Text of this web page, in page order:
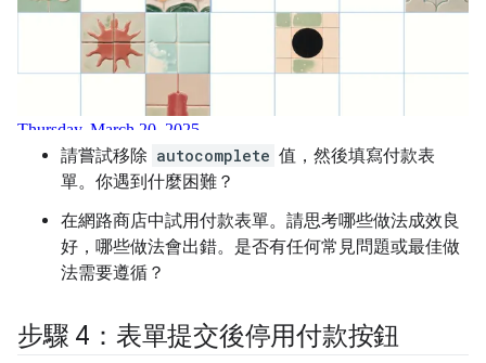
請嘗試移除 autocomplete 值，然後填寫付款表
單。你遇到什麼困難？
在網路商店中試用付款表單。請思考哪些做法成效良
好，哪些做法會出錯。是否有任何常見問題或最佳做
法需要遵循？
步驟 4：表單提交後停用付款按鈕